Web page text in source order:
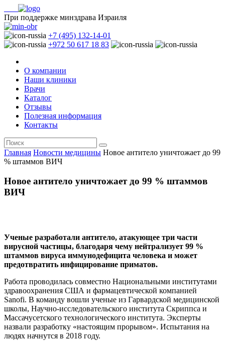
При поддержке минздрава Израиля
+7 (495) 132-14-01
+972 50 617 18 83
О компании
Наши клиники
Врачи
Каталог
Отзывы
Полезная информация
Контакты
Главная Новости медицины Новое антитело уничтожает до 99
% штаммов ВИЧ
Новое антитело уничтожает до 99 % штаммов
ВИЧ
Ученые разработали антитело, атакующее три части
вирусной частицы, благодаря чему нейтрализует 99 %
штаммов вируса иммунодефицита человека и может
предотвратить инфицирование приматов.
Работа проводилась совместно Национальными институтами
здравоохранения США и фармацевтической компанией
Sanofi. В команду вошли ученые из Гарвардской медицинской
школы, Научно-исследовательского института Скриппса и
Массачусетского технологического института. Эксперты
назвали разработку «настоящим прорывом». Испытания на
людях начнутся в 2018 году.